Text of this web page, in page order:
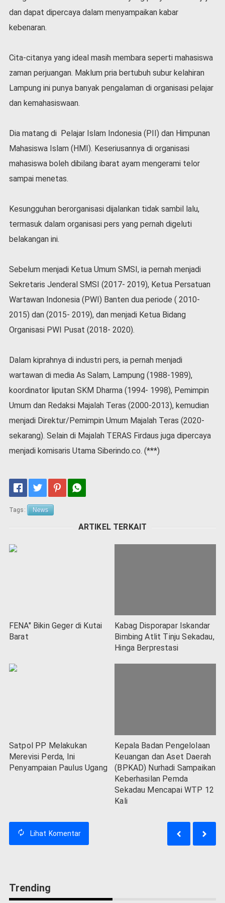
dan dapat dipercaya dalam menyampaikan kabar
kebenaran.
Cita-citanya yang ideal masih membara seperti mahasiswa
zaman perjuangan. Maklum pria bertubuh subur kelahiran
Lampung ini punya banyak pengalaman di organisasi pelajar
dan kemahasiswaan.
Dia matang di Pelajar Islam Indonesia (PII) dan Himpunan
Mahasiswa Islam (HMI). Keseriusannya di organisasi
mahasiswa boleh dibilang ibarat ayam mengerami telor
sampai menetas.
Kesungguhan berorganisasi dijalankan tidak sambil lalu,
termasuk dalam organisasi pers yang pernah digeluti
belakangan ini.
Sebelum menjadi Ketua Umum SMSI, ia pernah menjadi
Sekretaris Jenderal SMSI (2017- 2019), Ketua Persatuan
Wartawan Indonesia (PWI) Banten dua periode ( 2010-
2015) dan (2015- 2019), dan menjadi Ketua Bidang
Organisasi PWI Pusat (2018- 2020).
Dalam kiprahnya di industri pers, ia pernah menjadi
wartawan di media As Salam, Lampung (1988-1989),
koordinator liputan SKM Dharma (1994- 1998), Pemimpin
Umum dan Redaksi Majalah Teras (2000-2013), kemudian
menjadi Direktur/Pemimpin Umum Majalah Teras (2020-
sekarang). Selain di Majalah TERAS Firdaus juga dipercaya
menjadi komisaris Utama Siberindo.co. (***)
Tags: News
ARTIKEL TERKAIT
FENA" Bikin Geger di Kutai
Barat
Kabag Disporapar Iskandar
Bimbing Atlit Tinju Sekadau,
Hinga Berprestasi
Satpol PP Melakukan
Merevisi Perda, Ini
Penyampaian Paulus Ugang
Kepala Badan Pengelolaan
Keuangan dan Aset Daerah
(BPKAD) Nurhadi Sampaikan
Keberhasilan Pemda
Sekadau Mencapai WTP 12
Kali
Lihat Komentar
Trending